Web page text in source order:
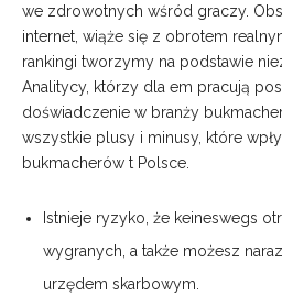
we zdrowotnych wśród graczy.
internet, wiąże się z obrotem
rankingi tworzymy na podstawie
Analitycy, którzy dla em pracują
doświadczenie w branży
wszystkie plusy i minusy, które
bukmacherów t Polsce.
Istnieje ryzyko, że keineswegs
wygranych, a także możesz
urzędem skarbowym.